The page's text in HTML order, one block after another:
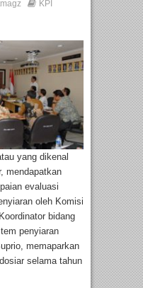
KPI
yang dikenal
mendapatkan
evaluasi
oleh Komisi
bidang
penyiaran
memaparkan
selama tahun